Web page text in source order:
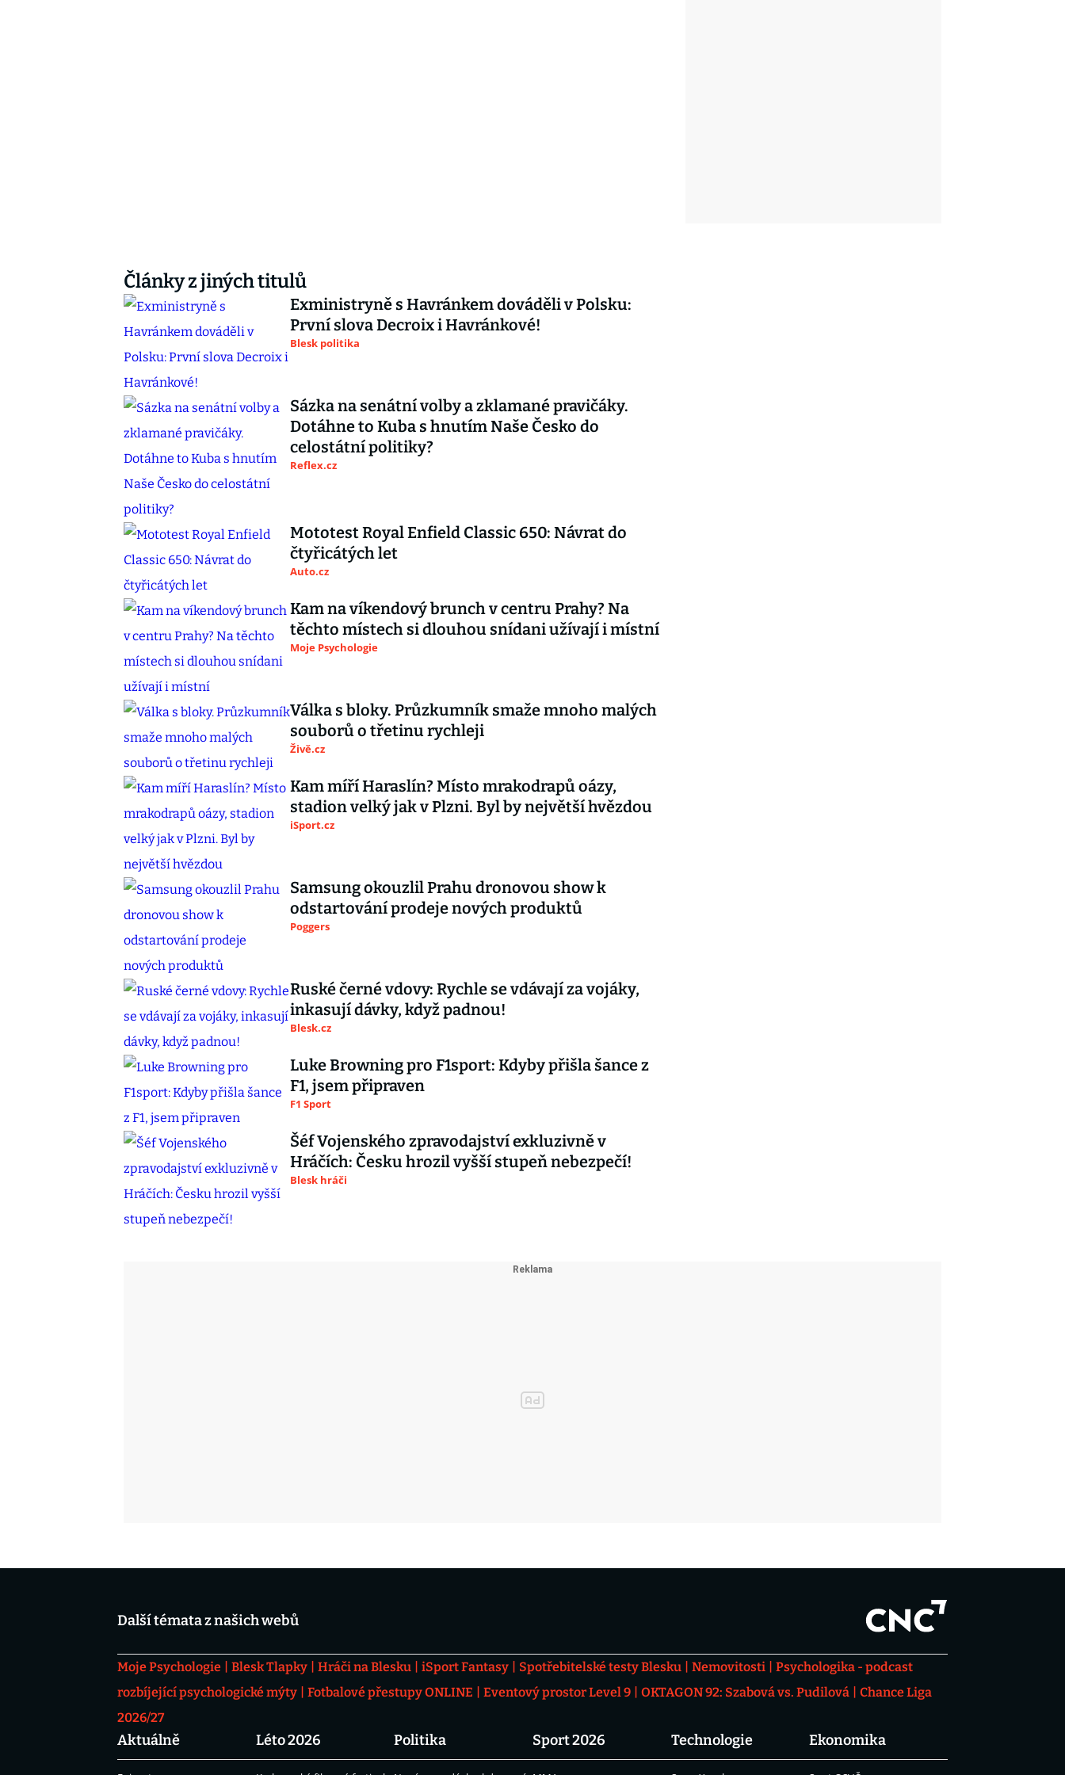
Články z jiných titulů
Exministryně s Havránkem dováděli v Polsku:
První slova Decroix i Havránkové!
Blesk politika
Sázka na senátní volby a zklamané pravičáky.
Dotáhne to Kuba s hnutím Naše Česko do
celostátní politiky?
Reflex.cz
Mototest Royal Enfield Classic 650: Návrat do
čtyřicátých let
Auto.cz
Kam na víkendový brunch v centru Prahy? Na
těchto místech si dlouhou snídani užívají i místní
Moje Psychologie
Válka s bloky. Průzkumník smaže mnoho malých
souborů o třetinu rychleji
Živě.cz
Kam míří Haraslín? Místo mrakodrapů oázy,
stadion velký jak v Plzni. Byl by největší hvězdou
iSport.cz
Samsung okouzlil Prahu dronovou show k
odstartování prodeje nových produktů
Poggers
Ruské černé vdovy: Rychle se vdávají za vojáky,
inkasují dávky, když padnou!
Blesk.cz
Luke Browning pro F1sport: Kdyby přišla šance z
F1, jsem připraven
F1 Sport
Šéf Vojenského zpravodajství exkluzivně v
Hráčích: Česku hrozil vyšší stupeň nebezpečí!
Blesk hráči
Další témata z našich webů
Moje Psychologie Blesk Tlapky Hráči na Blesku iSport Fantasy Spotřebitelské testy Blesku Nemovitosti
Psychologika - podcast
rozbíjející psychologické mýty
Fotbalové přestupy ONLINE Eventový prostor Level 9 OKTAGON 92: Szabová vs. Pudilová
Chance Liga
2026/27
Aktuálně Léto 2026 Politika Sport 2026 Technologie Ekonomika